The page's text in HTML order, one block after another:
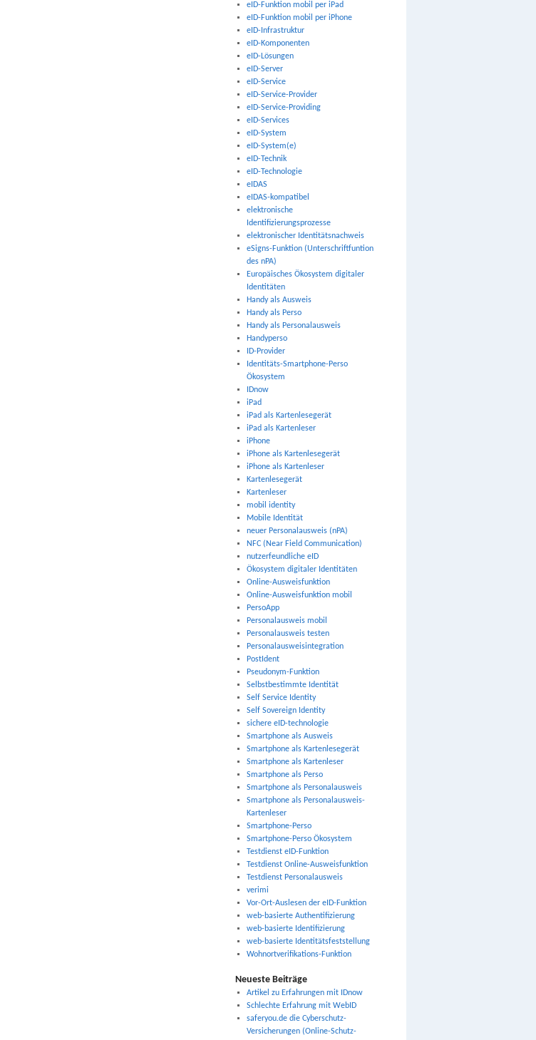
eID-Funktion mobil per iPad
eID-Funktion mobil per iPhone
eID-Infrastruktur
eID-Komponenten
eID-Lösungen
eID-Server
eID-Service
eID-Service-Provider
eID-Service-Providing
eID-Services
eID-System
eID-System(e)
eID-Technik
eID-Technologie
eIDAS
eIDAS-kompatibel
elektronische
Identifizierungsprozesse
elektronischer Identitätsnachweis
eSigns-Funktion (Unterschriftfuntion
des nPA)
Europäisches Ökosystem digitaler
Identitäten
Handy als Ausweis
Handy als Perso
Handy als Personalausweis
Handyperso
ID-Provider
Identitäts-Smartphone-Perso
Ökosystem
IDnow
iPad
iPad als Kartenlesegerät
iPad als Kartenleser
iPhone
iPhone als Kartenlesegerät
iPhone als Kartenleser
Kartenlesegerät
Kartenleser
mobil identity
Mobile Identität
neuer Personalausweis (nPA)
NFC (Near Field Communication)
nutzerfeundliche eID
Ökosystem digitaler Identitäten
Online-Ausweisfunktion
Online-Ausweisfunktion mobil
PersoApp
Personalausweis mobil
Personalausweis testen
Personalausweisintegration
PostIdent
Pseudonym-Funktion
Selbstbestimmte Identität
Self Service Identity
Self Sovereign Identity
sichere eID-technologie
Smartphone als Ausweis
Smartphone als Kartenlesegerät
Smartphone als Kartenleser
Smartphone als Perso
Smartphone als Personalausweis
Smartphone als Personalausweis-
Kartenleser
Smartphone-Perso
Smartphone-Perso Ökosystem
Testdienst eID-Funktion
Testdienst Online-Ausweisfunktion
Testdienst Personalausweis
verimi
Vor-Ort-Auslesen der eID-Funktion
web-basierte Authentifizierung
web-basierte Identifizierung
web-basierte Identitätsfeststellung
Wohnortverifikations-Funktion
Neueste Beiträge
Artikel zu Erfahrungen mit IDnow
Schlechte Erfahrung mit WebID
saferyou.de die Cyberschutz-
Versicherungen (Online-Schutz-